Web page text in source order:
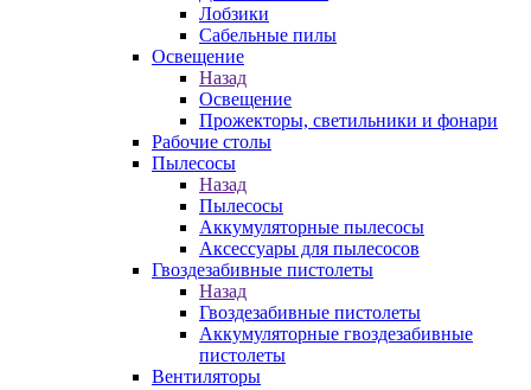
Лобзики
Сабельные пилы
Освещение
Назад
Освещение
Прожекторы, светильники и фонари
Рабочие столы
Пылесосы
Назад
Пылесосы
Аккумуляторные пылесосы
Аксессуары для пылесосов
Гвоздезабивные пистолеты
Назад
Гвоздезабивные пистолеты
Аккумуляторные гвоздезабивные
пистолеты
Вентиляторы